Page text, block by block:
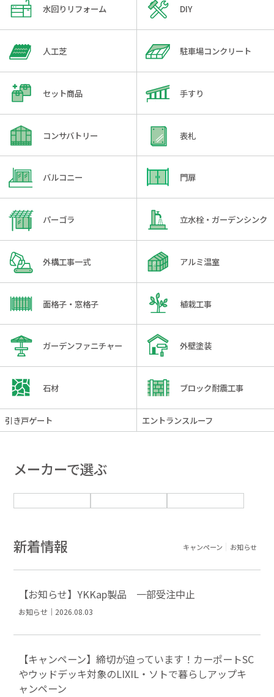
水回りリフォーム DIY
人工芝 駐車場コンクリート
セット商品 手すり
コンサバトリー 表札
バルコニー 門扉
パーゴラ 立水栓・ガーデンシンク
外構工事一式 アルミ温室
面格子・窓格子 植栽工事
ガーデンファニチャー 外壁塗装
石材 ブロック耐震工事
引き戸ゲート エントランスルーフ
メーカーで選ぶ
新着情報 キャンペーン お知らせ
【お知らせ】YKKap製品 一部受注中止
お知らせ｜2026.08.03
【キャンペーン】締切が迫っています！カーポートSC
やウッドデッキ対象のLIXIL・ソトで暮らしアップキ
ャンペーン